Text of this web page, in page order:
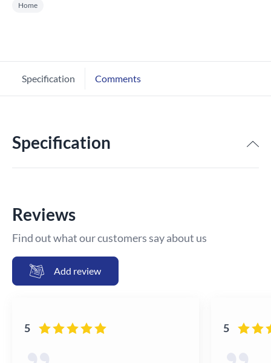
Home
Specification Comments
Specification
Reviews
Find out what our customers say about us
Add review
5 5